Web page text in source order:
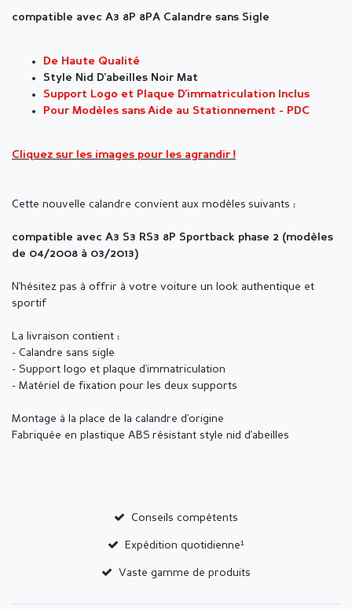
compatible avec A3 8P 8PA Calandre sans Sigle
De Haute Qualité
Style Nid D'abeilles Noir Mat
Support Logo et Plaque D'immatriculation Inclus
Pour Modèles sans Aide au Stationnement - PDC
Cliquez sur les images pour les agrandir !
Cette nouvelle calandre convient aux modèles suivants :
compatible avec A3 S3 RS3 8P Sportback phase 2 (modèles
de 04/2008 à 03/2013)
N'hésitez pas à offrir à votre voiture un look authentique et
sportif
La livraison contient :
- Calandre sans sigle
- Support logo et plaque d'immatriculation
- Matériel de fixation pour les deux supports
Montage à la place de la calandre d'origine
Fabriquée en plastique ABS résistant style nid d'abeilles
Conseils compétents
Expédition quotidienne¹
Vaste gamme de produits